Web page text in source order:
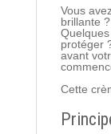
Vous
brillante ?
protéger
avant
Cette